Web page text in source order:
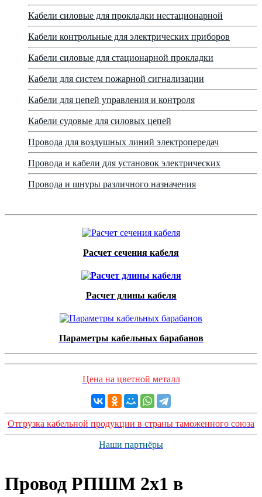
Кабели силовые для прокладки нестационарной
Кабели контрольные для электрических приборов
Кабели силовые для стационарной прокладки
Кабели для систем пожарной сигнализации
Кабели для цепей управления и контроля
Кабели судовые для силовых цепей
Провода для воздушных линий электропередач
Провода и кабели для установок электрических
Провода и шнуры различного назначения
Расчет сечения кабеля
Расчет длины кабеля
Параметры кабельных барабанов
Цена на цветной металл
Отгрузка кабельной продукции в страны таможенного союза
Наши партнёры
Провод РПШМ 2x1 в